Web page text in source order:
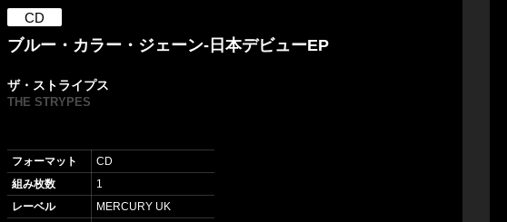
CD
ブルー・カラー・ジェーン-日本デビューEP
ザ・ストライプス
THE STRYPES
フォーマット
CD
組み枚数
1
レーベル
MERCURY UK